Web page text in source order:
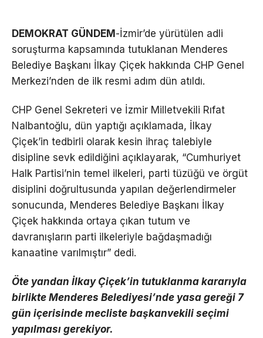
DEMOKRAT GÜNDEM-İzmir’de yürütülen adli
soruşturma kapsamında tutuklanan Menderes
Belediye Başkanı İlkay Çiçek hakkında CHP Genel
Merkezi’nden de ilk resmi adım dün atıldı.
CHP Genel Sekreteri ve İzmir Milletvekili Rıfat
Nalbantoğlu, dün yaptığı açıklamada, İlkay
Çiçek’in tedbirli olarak kesin ihraç talebiyle
disipline sevk edildiğini açıklayarak, “Cumhuriyet
Halk Partisi’nin temel ilkeleri, parti tüzüğü ve örgüt
disiplini doğrultusunda yapılan değerlendirmeler
sonucunda, Menderes Belediye Başkanı İlkay
Çiçek hakkında ortaya çıkan tutum ve
davranışların parti ilkeleriyle bağdaşmadığı
kanaatine varılmıştır” dedi.
Öte yandan İlkay Çiçek’in tutuklanma kararıyla
birlikte Menderes Belediyesi’nde yasa gereği 7
gün içerisinde mecliste başkanvekili seçimi
yapılması gerekiyor.